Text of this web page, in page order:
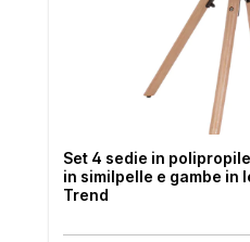
Set 4 sedie in
in similpelle e gambe in
Trend